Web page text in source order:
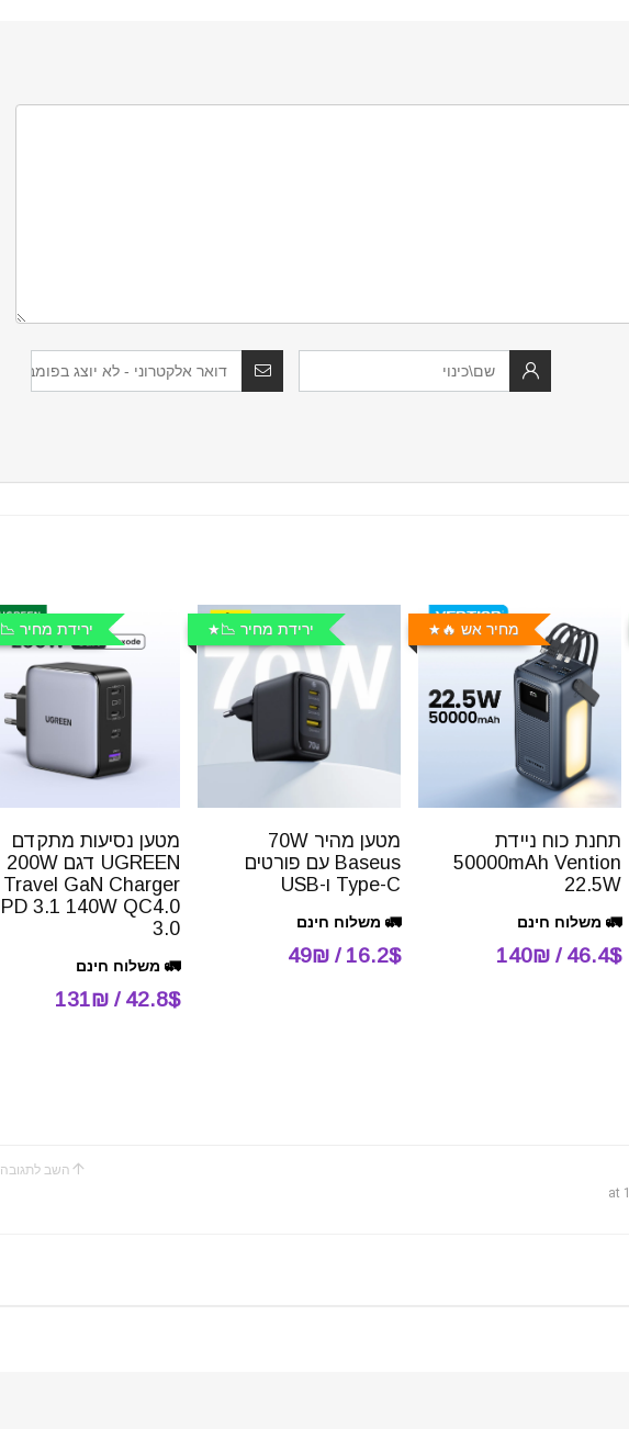
מחיר אש 🔥
תחנת כוח ניידת
50000mAh Vention
22.5W
🚛 משלוח חינם
46.4$ / 140₪
ירידת מחיר 📉
מטען מהיר 70W
Baseus עם פורטים
Type-C ו-USB
🚛 משלוח חינם
16.2$ / 49₪
ירידת מחיר 📉
מטען נסיעות מתקדם
UGREEN דגם 200W
Travel GaN Charger
PD 3.1 140W QC4.0
3.0
🚛 משלוח חינם
42.8$ / 131₪
השב לתגובה